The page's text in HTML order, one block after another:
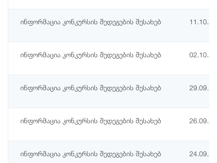
ინფორმაცია კონკურსის შედეგების შესახებ
ინფორმაცია კონკურსის შედეგების შესახებ
ინფორმაცია კონკურსის შედეგების შესახებ
ინფორმაცია კონკურსის შედეგების შესახებ
ინფორმაცია კონკურსის შედეგების შესახებ